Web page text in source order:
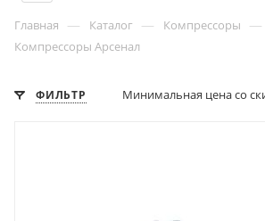
Главная — Каталог — Компрессоры —
Компрессоры Арсенал
ФИЛЬТР Минимальная цена со